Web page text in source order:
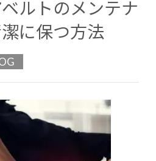
ルトのメンテナ
に保つ方法